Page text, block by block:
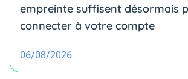
empreinte suffisent désormais
connecter à votre compte
06/08/2026